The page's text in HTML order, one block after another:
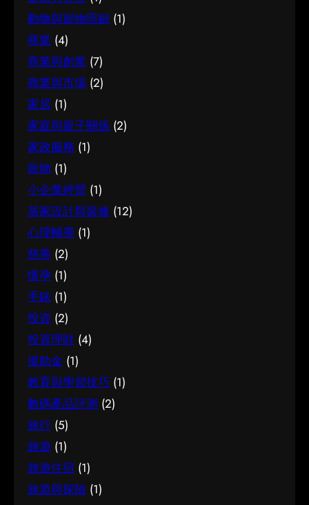
與背景，是值得的投資。 它的重要性 認真了解簿
記服務的好處顯而易見：當你清楚自己面對的選
擇與條件，便更容易避開常見的陷阱，把時間與
資源花在真正合適的地方，這也是做足功課的價
值所在。 結語 說到底，面對簿記服務，最重要的
是保持理性、做足功課，並按自己的實際情況作
判斷。願這篇文章能成為你的實用參考，讓你在
選擇時更有信心。
需要出發，比較不同選擇的特點與條件，而非單
看價錢或表面資訊。多參考可靠來源、細閱詳
情，有助找到最切合需要的方案。想進一步了解
相關資訊，可以參考腳腫 解決，當中有更詳細的
介紹。 腳腫 解決是甚麼 要真正掌握腳腫 解決，
第一步是建立正確的基礎認知。很多誤解往往源
於資訊不足或一知半解，因此花點時間了解它的
本質與背景，是值得的投資。 總結 總括而言，了
解腳腫 解決的關鍵在於掌握足夠資訊、認清自己
的需要，並在有需要時尋求專業意見。希望這篇
分享能為你提供有用的參考，助你作出安心又合
適的決定。
先考量，再作選擇，就能避免買了用不上、或選
了不合適的尷尬，讓每一分付出都用得其所。 如
何選擇 在考慮試管嬰兒時，建議從自己的實際需
要出發，比較不同選擇的特點與條件，而非單看
價錢或表面資訊。多參考可靠來源、細閱詳情，
有助找到最切合需要的方案。想進一步了解相關
資訊，可以參考試管嬰兒，當中有更詳細的介
紹。 試管嬰兒是甚麼 要真正掌握試管嬰兒，第一
步是建立正確的基礎認知。很多誤解往往源於資
訊不足或一知半解，因此花點時間了解它的本質
與背景，是值得的投資。 總結 總括而言，了解試
管嬰兒的關鍵在於掌握足夠資訊、認清自己的需
要，並在有需要時尋求專業意見。希望這篇分享
能為你提供有用的參考，助你作出安心又合適的
決定。
動物與寵物照顧 (1)
商業 (4)
商業與創業 (7)
商業與市場 (2)
家居 (1)
家庭與親子關係 (2)
家政服務 (1)
寵物 (1)
小企業經營 (1)
居家設計與裝修 (12)
心理輔導 (1)
慈善 (2)
懷孕 (1)
手錶 (1)
投資 (2)
投資理財 (4)
援助金 (1)
教育與學習技巧 (1)
數碼產品評測 (2)
旅行 (5)
旅遊 (1)
旅遊住宿 (1)
旅遊與探險 (1)